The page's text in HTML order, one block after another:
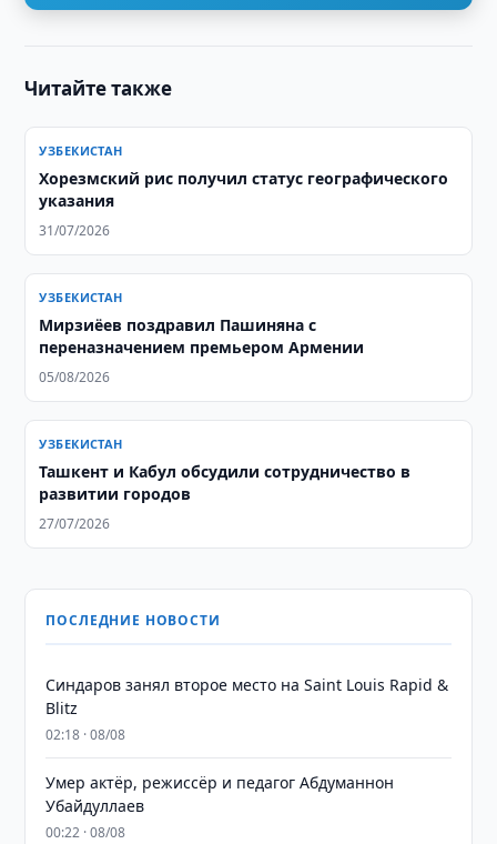
Читайте также
УЗБЕКИСТАН
Хорезмский рис получил статус географического
указания
31/07/2026
УЗБЕКИСТАН
Мирзиёев поздравил Пашиняна с
переназначением премьером Армении
05/08/2026
УЗБЕКИСТАН
Ташкент и Кабул обсудили сотрудничество в
развитии городов
27/07/2026
ПОСЛЕДНИЕ НОВОСТИ
Синдаров занял второе место на Saint Louis Rapid &
Blitz
02:18 · 08/08
Умер актёр, режиссёр и педагог Абдуманнон
Убайдуллаев
00:22 · 08/08